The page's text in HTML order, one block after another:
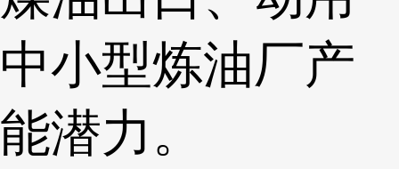
中小型炼油厂产
能潜力。